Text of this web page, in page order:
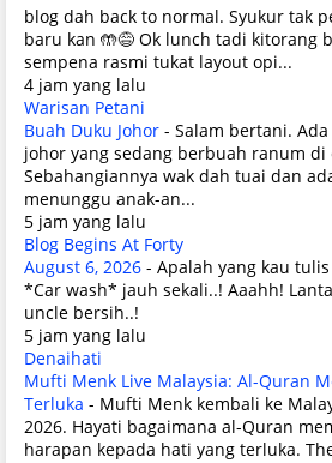
blog dah back to normal. Syukur tak
baru kan 🤲😅 Ok lunch tadi kitorang
sempena rasmi tukat layout opi...
4 jam yang lalu
Warisan Petani
Buah Duku Johor - Salam bertani.
johor yang sedang berbuah ranum di
Sebahangiannya wak dah tuai dan
menunggu anak-an...
5 jam yang lalu
Blog Begins At Forty
August 6, 2026 - Apalah yang kau tulis
*Car wash* jauh sekali..! Aaahh!
uncle bersih..!
5 jam yang lalu
Denaihati
Mufti Menk Live Malaysia: Al-Quran
Terluka - Mufti Menk kembali ke
2026. Hayati bagaimana al-Quran
harapan kepada hati yang terluka.